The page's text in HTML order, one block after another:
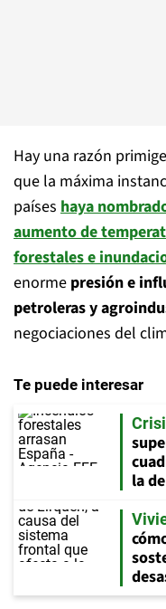
Hay una razón
que la máxima
países haya
aumento de
forestales e
enorme presión e
petroleras y
negociaciones del
Te puede interesar
la